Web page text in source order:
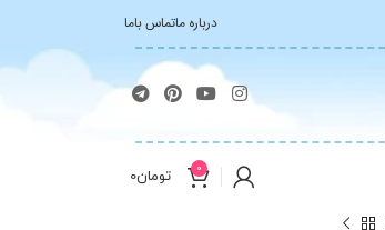
درباره ماتماس باما
0 تومان0